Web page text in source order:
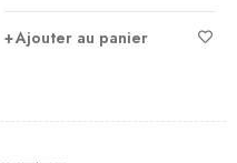
Ajouter au panier